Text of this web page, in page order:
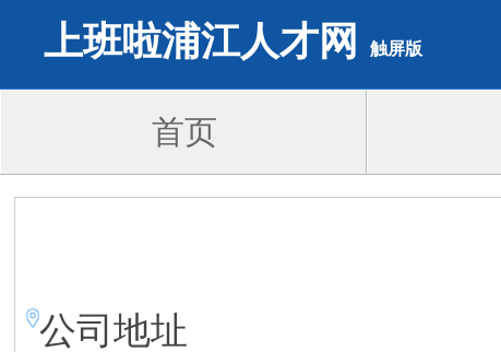
上班啦浦江人才网 触屏版
首页
公司地址